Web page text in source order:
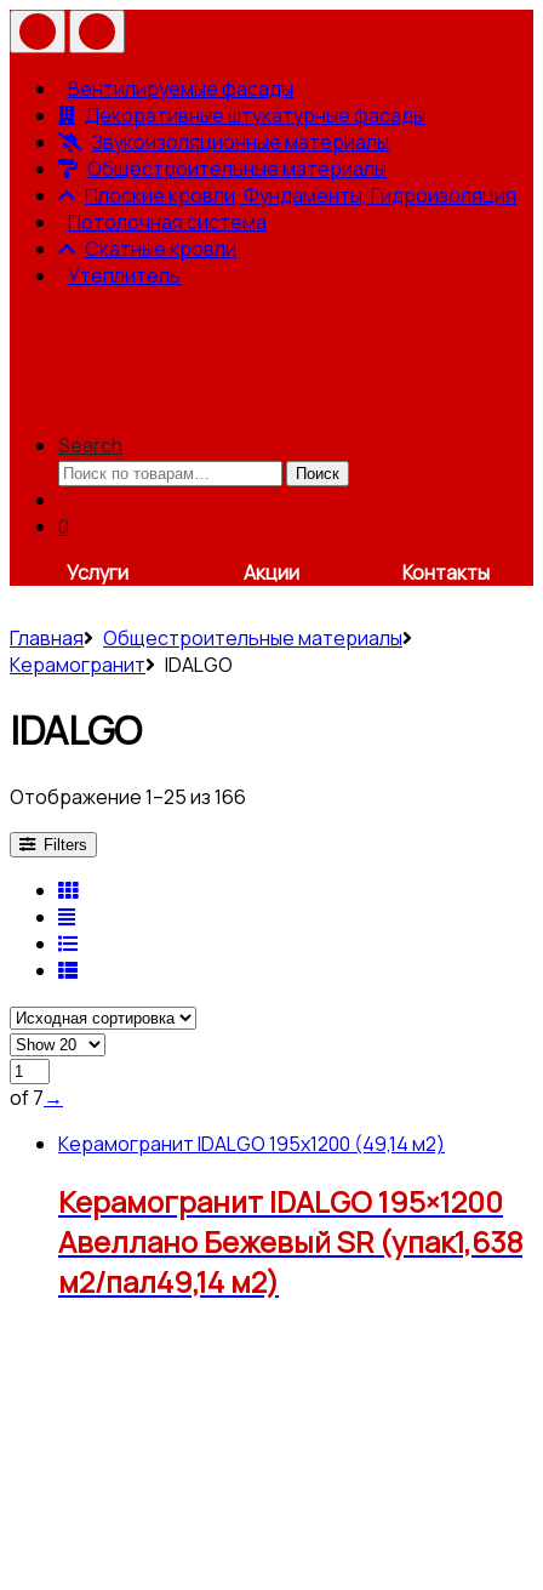
Вентилируемые фасады
Декоративные штукатурные фасады
Звукоизоляционные материалы
Общестроительные материалы
Плоские кровли, Фундаменты, Гидроизоляция
Потолочная система
Скатные кровли
Утеплитель
Search
Искать:
Поиск
0
Услуги
Акции Контакты
Главная
Общестроительные материалы
Керамогранит
IDALGO
IDALGO
Отображение 1–25 из 166
Filters
of 7→
Керамогранит IDALGO 195x1200 (49,14 м2)
Керамогранит IDALGO 195×1200
Авеллано Бежевый SR (упак1,638
м2/пал49,14 м2)